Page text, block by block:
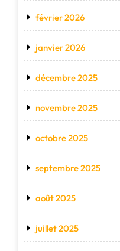
février 2026
janvier 2026
décembre 2025
novembre 2025
octobre 2025
septembre 2025
août 2025
juillet 2025